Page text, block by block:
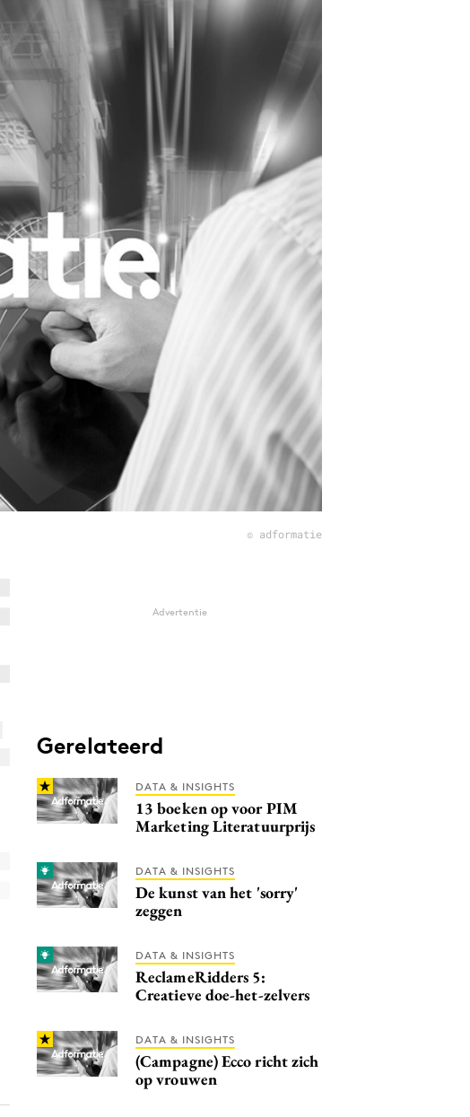
© adformatie
Advertentie
Gerelateerd
DATA & INSIGHTS
13 boeken op voor PIM
Marketing Literatuurprijs
DATA & INSIGHTS
De kunst van het 'sorry'
zeggen
DATA & INSIGHTS
ReclameRidders 5:
Creatieve doe-het-zelvers
DATA & INSIGHTS
(Campagne) Ecco richt zich
op vrouwen